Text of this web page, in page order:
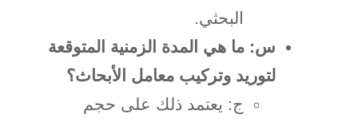
البحثي.
س: ما هي المدة الزمنية المتوقعة
لتوريد وتركيب معامل الأبحاث؟
ج: يعتمد ذلك على حجم